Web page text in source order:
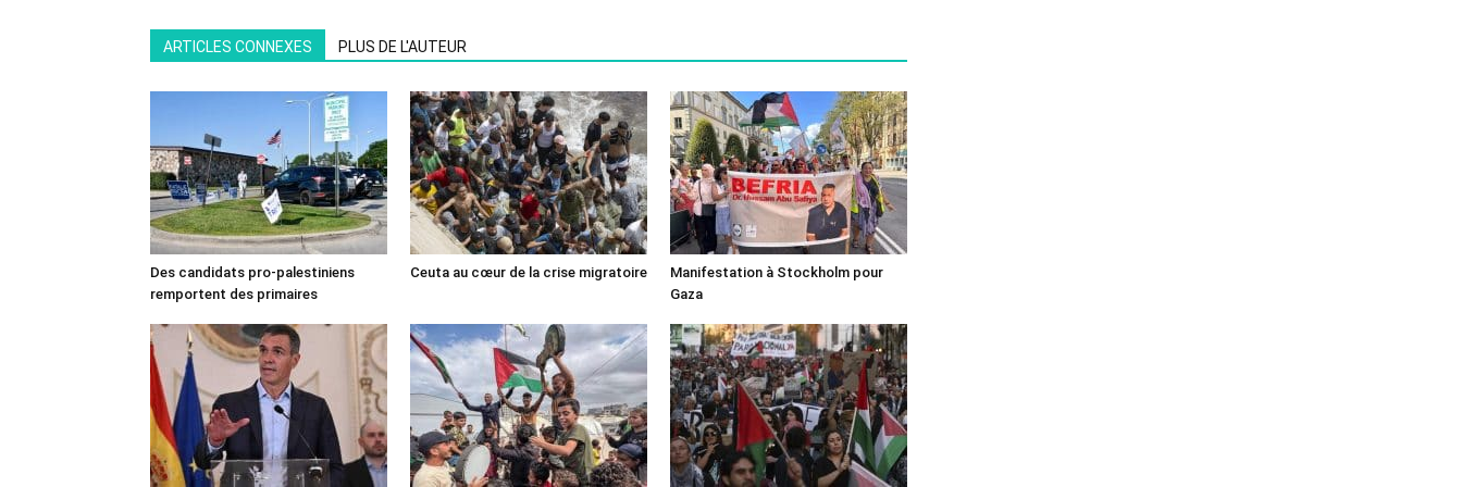
ARTICLES CONNEXES PLUS DE L'AUTEUR
Des candidats pro-palestiniens
remportent des primaires
Ceuta au cœur de la crise migratoire
Manifestation à Stockholm pour
Gaza